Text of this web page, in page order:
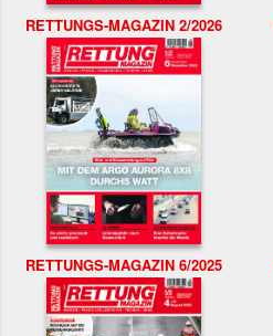
RETTUNGS-MAGAZIN 2/2026
RETTUNGS-MAGAZIN 6/2025